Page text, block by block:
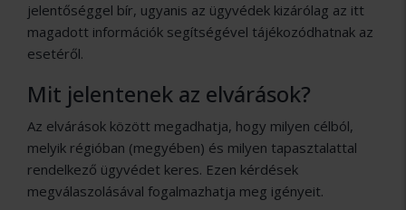
jelentőséggel bír, ugyanis az ügyvédek kizárólag az itt
magadott információk segítségével tájékozódhatnak az
esetéről.
Mit jelentenek az elvárások?
Az elvárások között megadhatja, hogy milyen célból,
melyik régióban (megyében) és milyen tapasztalattal
rendelkező ügyvédet keres. Ezen kérdések
megválaszolásával fogalmazhatja meg igényeit.